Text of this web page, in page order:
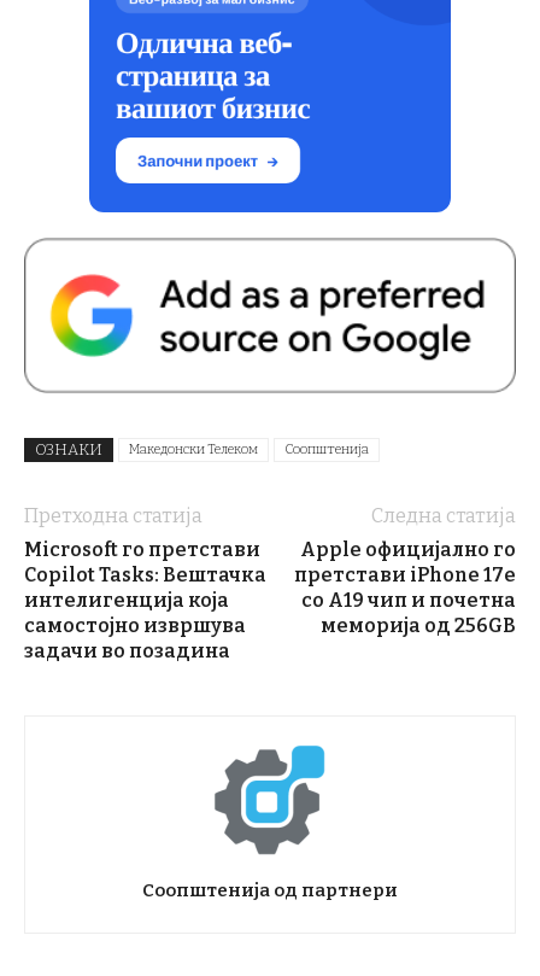
ОЗНАКИ Македонски Телеком Соопштенија
Претходна статија
Microsoft го претстави
Copilot Tasks: Вештачка
интелигенција која
самостојно извршува
задачи во позадина
Следна статија
Apple официјално го
претстави iPhone 17e
со A19 чип и почетна
меморија од 256GB
Соопштенија од партнери